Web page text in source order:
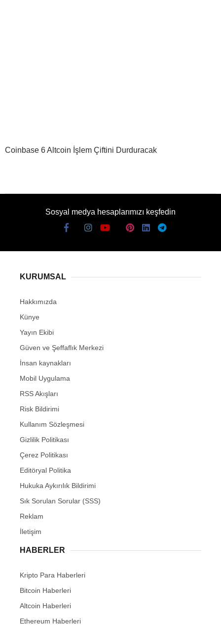
Coinbase 6 Altcoin İşlem Çiftini Durduracak
Sosyal medya hesaplarımızı keşfedin
KURUMSAL
Hakkımızda
Künye
Yayın Ekibi
Güven ve Şeffaflık Merkezi
İnsan kaynakları
Mobil Uygulama
RSS Akışları
Risk Bildirimi
Kullanım Sözleşmesi
Gizlilik Politikası
Çerez Politikası
Editöryal Politika
Hukuka Aykırılık Bildirimi
Sık Sorulan Sorular (SSS)
Reklam
İletişim
HABERLER
Kripto Para Haberleri
Bitcoin Haberleri
Altcoin Haberleri
Ethereum Haberleri